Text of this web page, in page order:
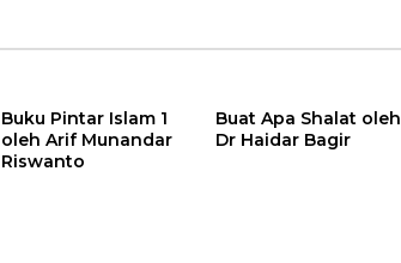
Buku Pintar Islam 1
oleh Arif Munandar
Riswanto
Buat Apa Shalat oleh
Dr Haidar Bagir